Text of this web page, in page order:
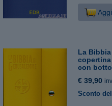
La
con
€ 39,90
Sconto